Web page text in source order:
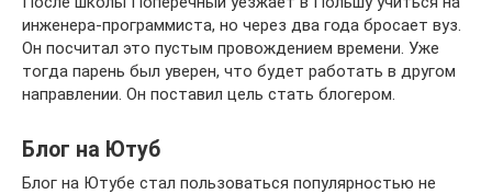
инженера-программиста, но через два года бросает вуз.
Он посчитал это пустым провождением времени. Уже
тогда парень был уверен, что будет работать в другом
направлении. Он поставил цель стать блогером.
Блог на Ютуб
Блог на Ютубе стал пользоваться популярностью не